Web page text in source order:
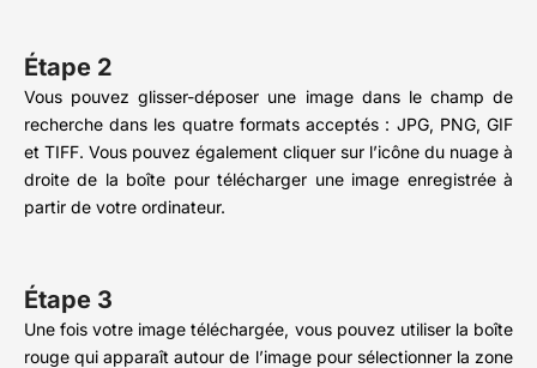
Étape 2
Vous pouvez glisser-déposer une image dans le champ de
recherche dans les quatre formats acceptés : JPG, PNG, GIF
et TIFF. Vous pouvez également cliquer sur l’icône du nuage à
droite de la boîte pour télécharger une image enregistrée à
partir de votre ordinateur.
Étape 3
Une fois votre image téléchargée, vous pouvez utiliser la boîte
rouge qui apparaît autour de l’image pour sélectionner la zone